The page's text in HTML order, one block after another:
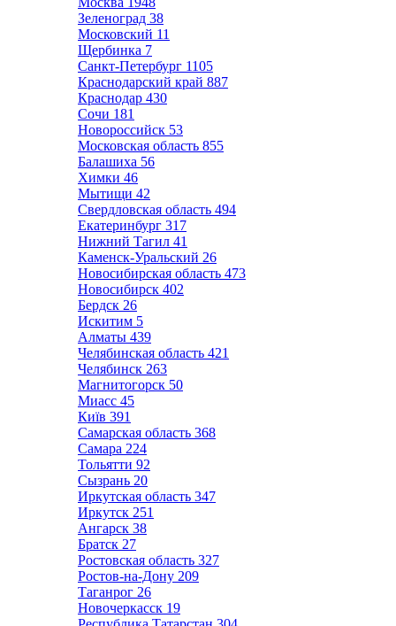
Зеленоград 38
Московский 11
Щербинка 7
Санкт-Петербург 1105
Краснодарский край 887
Краснодар 430
Сочи 181
Новороссийск 53
Московская область 855
Балашиха 56
Химки 46
Мытищи 42
Свердловская область 494
Екатеринбург 317
Нижний Тагил 41
Каменск-Уральский 26
Новосибирская область 473
Новосибирск 402
Бердск 26
Искитим 5
Алматы 439
Челябинская область 421
Челябинск 263
Магнитогорск 50
Миасс 45
Київ 391
Самарская область 368
Самара 224
Тольятти 92
Сызрань 20
Иркутская область 347
Иркутск 251
Ангарск 38
Братск 27
Ростовская область 327
Ростов-на-Дону 209
Таганрог 26
Новочеркасск 19